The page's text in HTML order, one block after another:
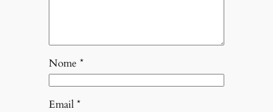
Nome *
Email *